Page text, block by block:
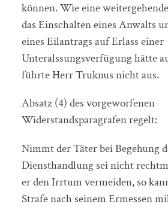
können. Wie eine
das Einschalten eines Anwalts
eines Eilantrags auf Erlass einer
Unteralssungsverfügung hätte
führte Herr Truknus nicht aus.
Absatz (4) des vorgeworfenen
Widerstandsparagrafen regelt:
Nimmt der Täter bei Begehung
Diensthandlung sei nicht
er den Irrtum vermeiden, so
Strafe nach seinem Ermessen